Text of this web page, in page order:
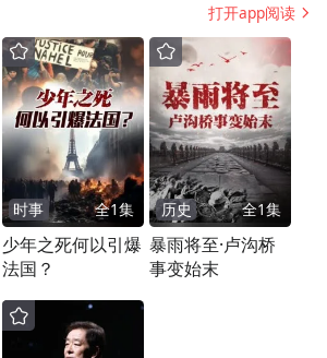
打开app阅读
时事 全1集
少年之死何以引爆
法国？
历史 全1集
暴雨将至·卢沟桥
事变始末